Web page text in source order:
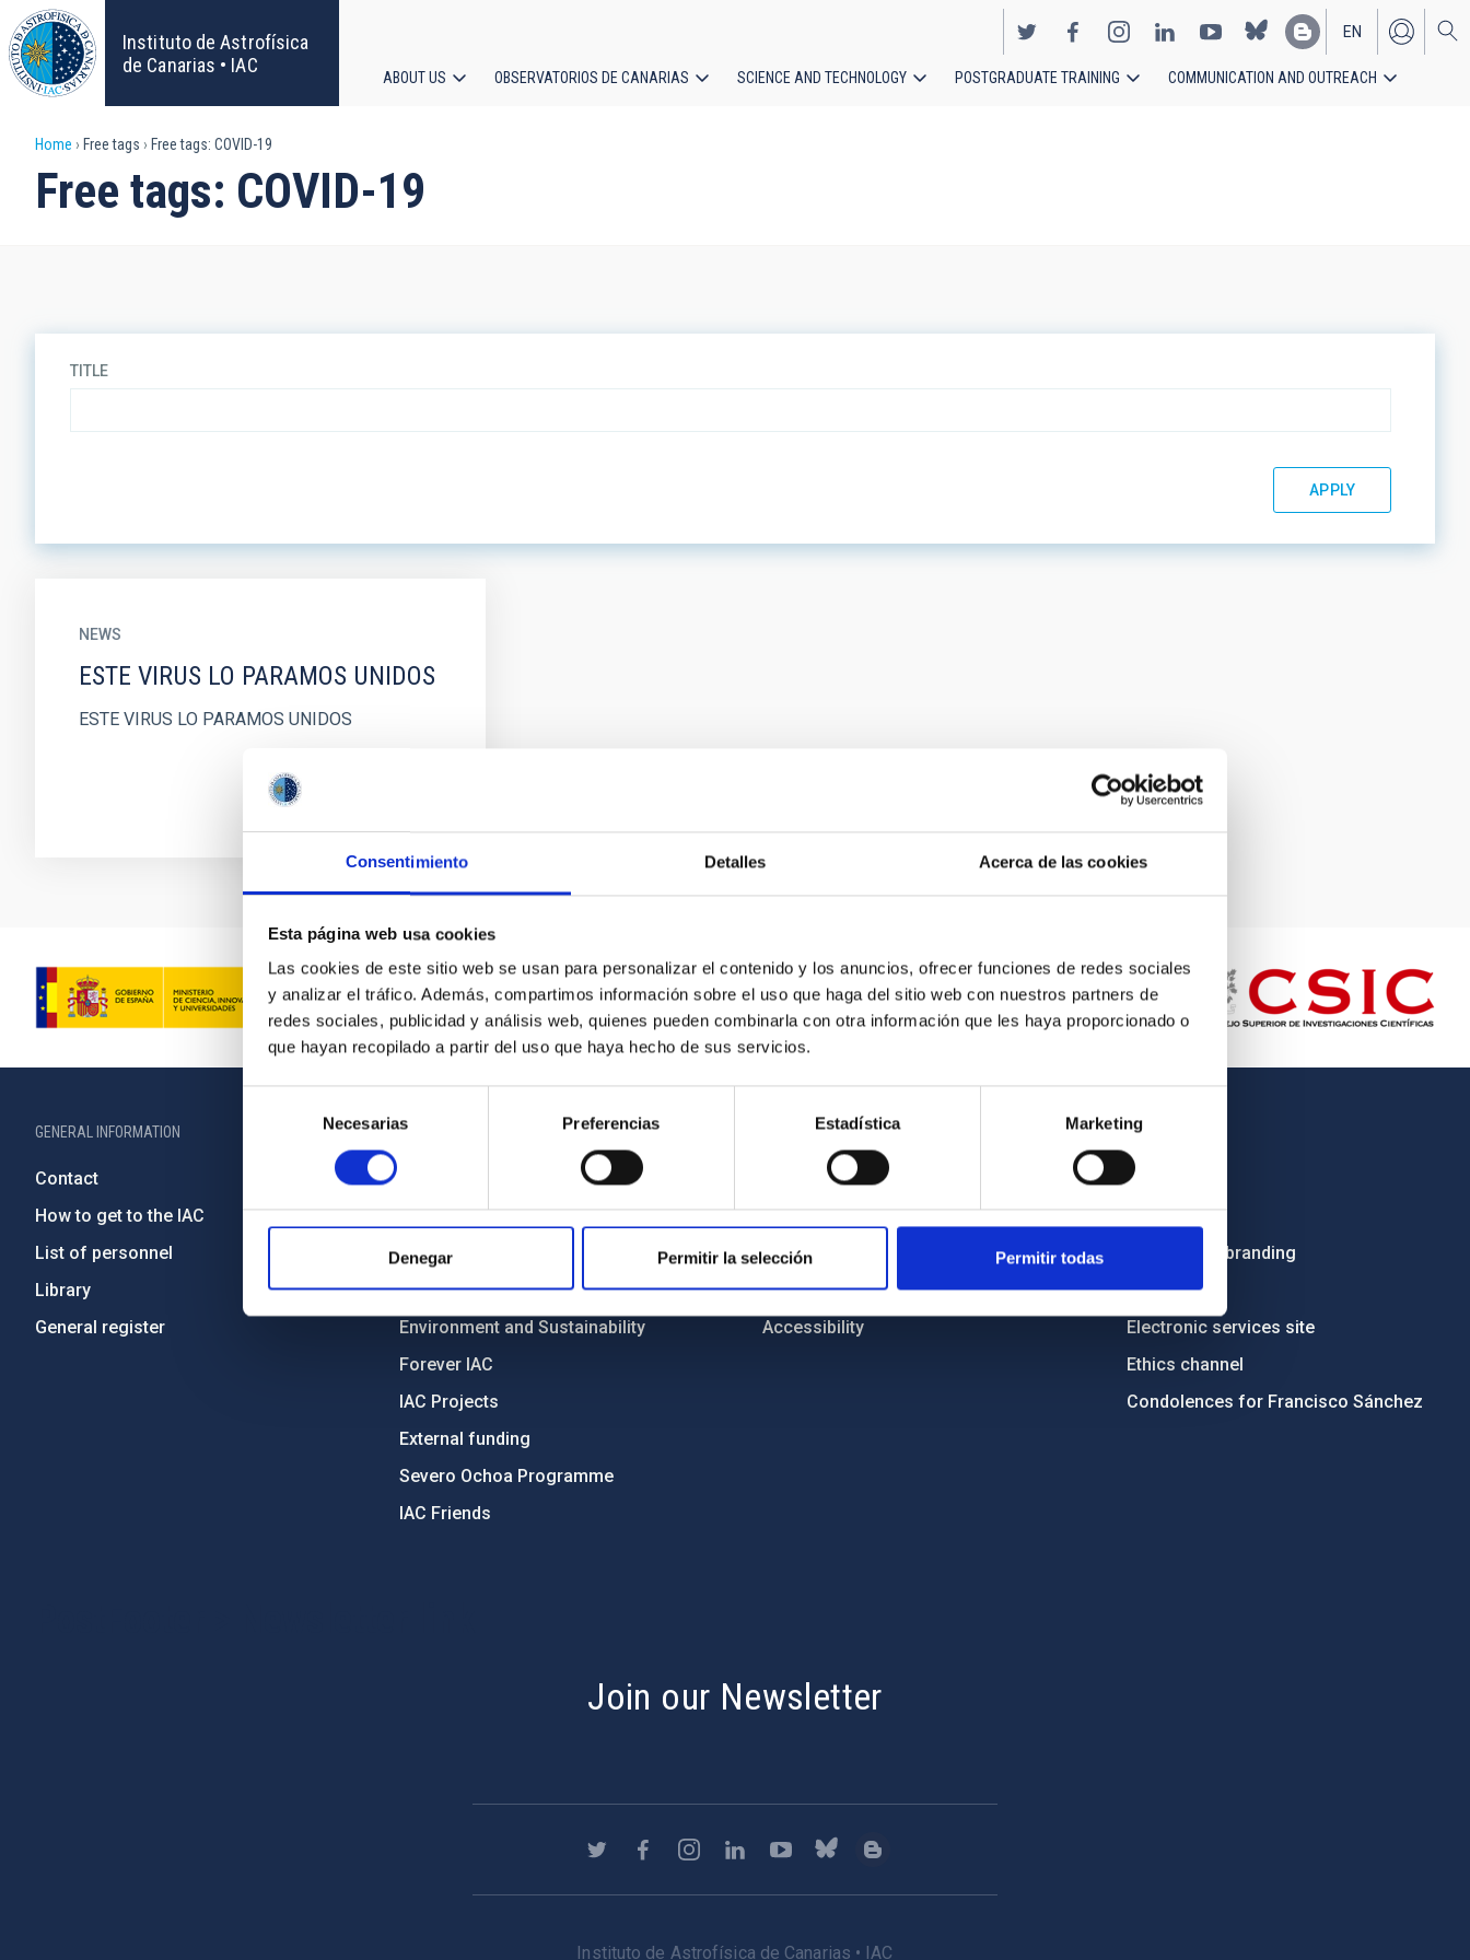
Consentimiento Detalles Acerca de las cookies
Esta página web usa cookies
Las cookies de este sitio web se usan para personalizar el contenido y los anuncios, ofrecer funciones de redes sociales
y analizar el tráfico. Además, compartimos información sobre el uso que haga del sitio web con nuestros partners de
redes sociales, publicidad y análisis web, quienes pueden combinarla con otra información que les haya proporcionado o
que hayan recopilado a partir del uso que haya hecho de sus servicios.
consentimiento
Necesarias Preferencias Estadística Marketing
Denegar Permitir la selección Permitir todas
Skip
to
main
content
Instituto de Astrofísica
de Canarias • IAC
EN
ES
navigation
ABOUT US OBSERVATORIOS DE CANARIAS SCIENCE AND TECHNOLOGY POSTGRADUATE TRAINING COMMUNICATION AND OUTREACH
Breadcrumb
Home Free tags Free tags: COVID-19
Free tags: COVID-19
TITLE
NEWS
ESTE VIRUS LO PARAMOS UNIDOS
ESTE VIRUS LO PARAMOS UNIDOS
GENERAL INFORMATION
Contact
How to get to the IAC
List of personnel
Library
General register
ABOUT THE IAC
Transparency
Code of ethics and anti-fraud policy
Gender equality and diversity
Environment and Sustainability
Forever IAC
IAC Projects
External funding
Severo Ochoa Programme
IAC Friends
IAC PORTAL
Sitemap
Privacy policy
Legal notice
Cookies policy
Accessibility
OTHER LINKS
Employment
Tenders
Institutional branding
RSS
Electronic services site
Ethics channel
Condolences for Francisco Sánchez
Join our Newsletter
Instituto de Astrofísica de Canarias • IAC